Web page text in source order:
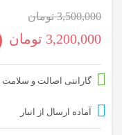
3,500,000 تومان
قیمت
3,500,000 تومان
بود.
3,200,000 تومان
گارانتی اصالت و سلامت
آماده ارسال از انبار